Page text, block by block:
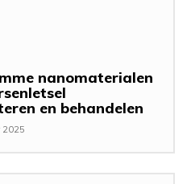
nanomaterialen
en behandelen
2025